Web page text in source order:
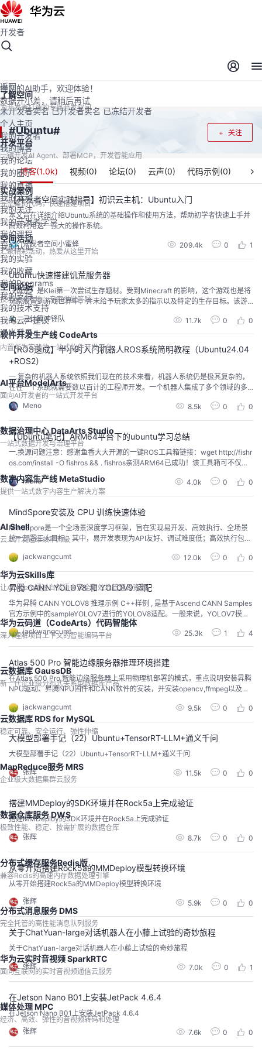
开发者空间
开发者空间
了解空间
为开发者打造的专属开发空间
开发平台
一键开发AI Agent、部署MCP，开发智能应用
实战案例
完整案例代码，快速搭建项目
空间活动
汇聚精彩活动，热爱从这里开始
空间论坛
技术交流阵地，专家坐堂答疑
软件开发生产线 CodeArts
内置华为实践的一站式软件开发平台
AI平台ModelArts
面向AI开发者的一站式开发平台
数据治理中心 DataArts Studio
一站式数据开发与治理平台
数字内容生产线 MetaStudio
提供一站式数字内容生产解决方案
AI Shell
云上开发运维效率升级
华为云Skills库
让AI Agent通过自然语言安全高效地管理云资源
华为云码道（CodeArts）代码智能体
深入理解项目上下文的智能编码平台
云数据库 GaussDB
新一代企业级分布式关系型数据库产品
云数据库 RDS for MySQL
稳定可靠、安全运行、弹性伸缩
MapReduce服务 MRS
企业级大数据集群云服务
数据仓库服务 DWS
极致性能、稳定、按需扩展的数据仓库
分布式缓存服务Redis版
兼容Redis的高速内存数据处理引擎
分布式消息服务 DMS
完全托管的高性能消息队列服务
华为云实时音视频 SparkRTC
面向互联网的实时音视频通信云服务
媒体处理 MPC
经济、高效、弹性的音视频转码和处理
开发者
返回
未开发者实名 已开发者实名 已冻结开发者
个人主页
我的开发者
我的博客
我的论坛
我的圈子
我的直播
我的活动
我的关注
我的开发者学堂
我的课程
我的认证
我的实验
我的收藏
我的Programs
我的支持
我的技术支持
我的云声建议
退出登录
懂您的AI助手，欢迎体验！
数据开小差，请稍后再试
关注
#Ubuntu#
博客(1.0k) 视频(0) 论坛(0) 云声(0) 代码示例(0)
【开发者空间实践指导】初识云主机：Ubuntu入门
本文旨在详细介绍Ubuntu系统的基础操作和使用方法，帮助初学者快速上手并
高效利用这一强大的操作系统。
开发者空间小蜜蜂 209.4k 0 1
Ubuntu快速搭建饥荒服务器
《饥荒》是Klei第一次尝试生存题材。受到Minecraft 的影响，这个游戏也是将
玩家放置到游戏世界中，并未给予玩家太多的指示以及特定的生存目标。该游
戏在游戏评论家受普遍好评，包括其美术风格、音乐以及玩家死亡的多样性。
如果用云服务器搭建饥荒服务器，可解决网络运营商不同导致的卡顿问题，且
即使换一台电脑游玩，数据存档也是保存在云服务器上，可搜索你的房间名，
接着玩你的存档，开始前准备：*你需要一...
云计算冲锋队 11.7k 0 0
【ROS速成】半小时入门机器人ROS系统简明教程（Ubuntu24.04
+ROS2）
一.复杂的机器人系统依照我们现在的技术来看，机器人系统仍是极其复杂的，
往往一个系统就需要数以百计的工程师开发。一个机器人集成了多个领域的多
个人的共同智慧，例如：机械工程、电子工程、计算机科学、控制理论等。我
们知道一个系统由通俗地简单地讲是由硬件和软件部分构成的，其中硬件部分
包括控制核心，驱动器，执行器，传感器等组成；而软件部分则特定的操作系
统，中间件，驱动层，应用层等组成。二.ROS机器人系...
Meno 8.5k 0 0
【Ubuntu笔记】ARM64平台下的ubuntu学习总结
一.换源问题注意：感谢鱼香大大开源的一键ROS工具箱链接：wget http://fishr
os.com/install -O fishros && . fishros亲测ARM64已成功！该工具箱可不仅可
进行一键ROS还可以进行一键比对换源等很多黑科技，小白福音！！！这里再
次感谢大大开源！@鱼香ROS下面为传统换源方法：初学ubuntu时要学会的第
一件事就是换源，主要是因为在Linux系系...
Meno 4.0k 0 0
MindSpore安装及 CPU 训练快速体验
MindSpore是一个全场景深度学习框架，旨在实现易开发、高效执行、全场景
统一部署三大目标。其中，易开发表现为API友好、调试难度低；高效执行包括
边缘以及端侧场景。
jackwangcumt 12.0k 0 0
昇腾 CANN YOLOV8 和 YOLOV9 适配
华为昇腾 CANN YOLOV8 推理示例 C++样例 , 是基于Ascend CANN Samples
官方示例中的sampleYOLOV7进行的YOLOV8适配。一般来说，YOLOV7模型
输出的数据大小为[1,25200,85]，而YOLOV8模型输出的数据大小为[1,84,840
0]，因此，需要对sampleYOLOV7中的后处理部分进行修改，从而做到YOLOV
8/YOLOV9模型的适配。
jackwangcumt 25.3k 1 4
Atlas 500 Pro 智能边缘服务器推理环境搭建
在Atlas 500 Pro 智能边缘服务器上采用物理机部署的模式，重点说明安装昇腾
NPU驱动、昇腾NPU固件和CANN软件的安装，并安装opencv,ffmpeg以及样
jackwangcumt
9.5k 0 0
大模型部署手记（22）Ubuntu+TensorRT-LLM+通义千问
大模型部署手记（22）Ubuntu+TensorRT-LLM+通义千问
张辉 11.5k 0 0
搭建MMDeploy的SDK环境并在Rock5a上完成验证
搭建MMDeploy的SDK环境并在Rock5a上完成验证
张辉 8.7k 0 0
从零开始搭建Rock5a的MMDeploy模型转换环境
从零开始搭建Rock5a的MMDeploy模型转换环境
张辉 5.9k 0 0
关于ChatYuan-large对话机器人在小藤上试验的奇妙旅程
关于ChatYuan-large对话机器人在小藤上试验的奇妙旅程
张辉 7.0k 0 1
在Jetson Nano B01上安装JetPack 4.6.4
在Jetson Nano B01上安装JetPack 4.6.4
张辉 7.6k 0 0